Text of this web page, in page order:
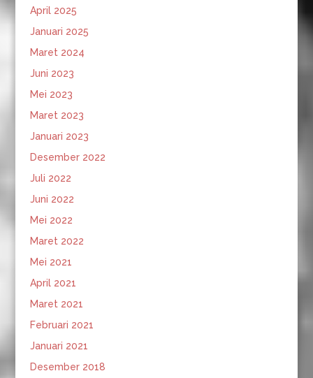
April 2025
Januari 2025
Maret 2024
Juni 2023
Mei 2023
Maret 2023
Januari 2023
Desember 2022
Juli 2022
Juni 2022
Mei 2022
Maret 2022
Mei 2021
April 2021
Maret 2021
Februari 2021
Januari 2021
Desember 2018